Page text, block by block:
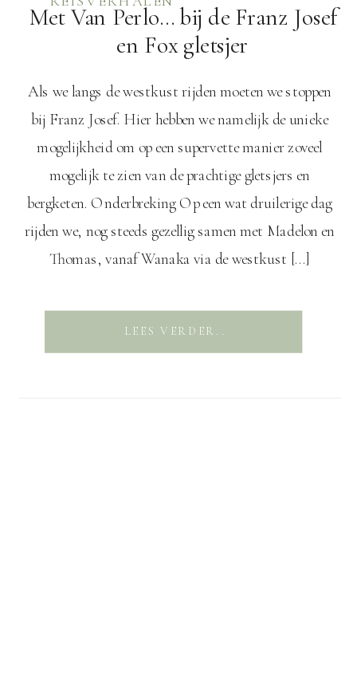
Met Van Perlo… bij de Franz Josef
en Fox gletsjer
Als we langs de westkust rijden moeten we stoppen
bij Franz Josef. Hier hebben we namelijk de unieke
mogelijkheid om op een supervette manier zoveel
mogelijk te zien van de prachtige gletsjers en
bergketen. Onderbreking Op een wat druilerige dag
rijden we, nog steeds gezellig samen met Madelon en
Thomas, vanaf Wanaka via de westkust […]
LEES VERDER..